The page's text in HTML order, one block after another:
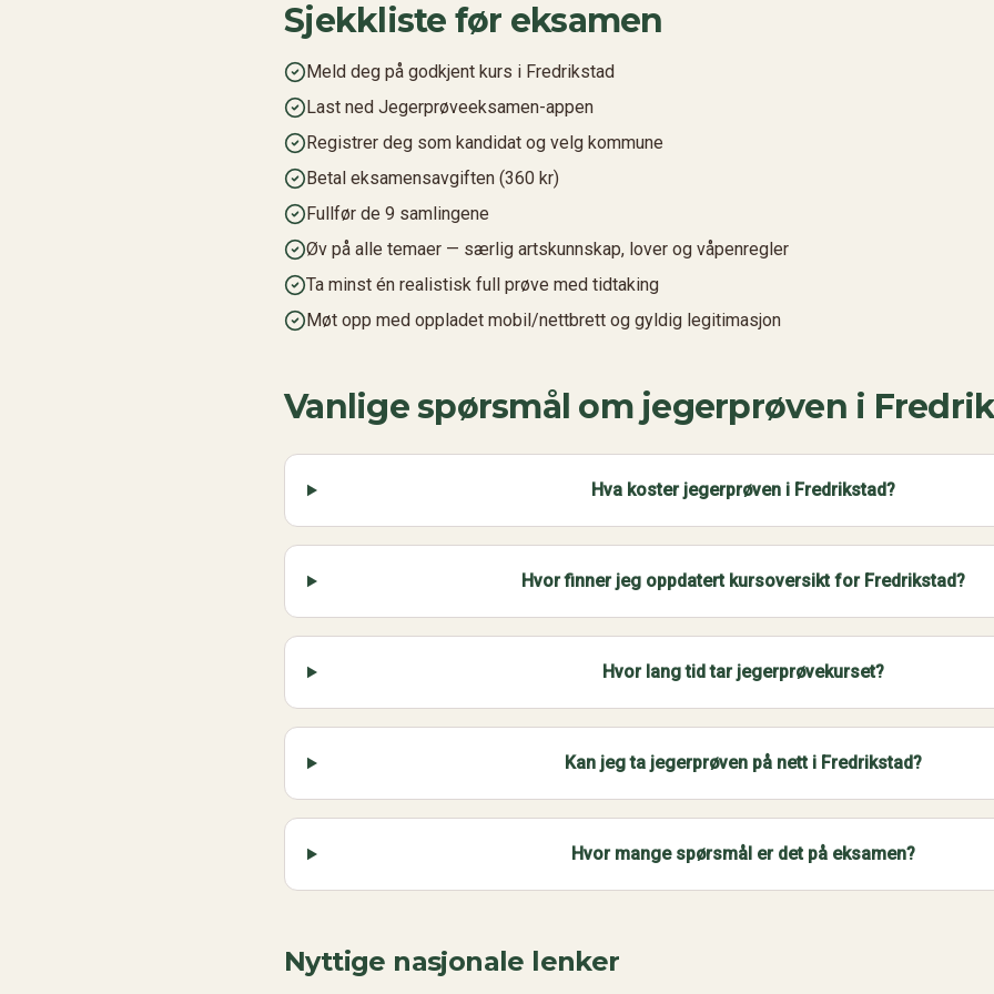
Sjekkliste før eksamen
Meld deg på godkjent kurs i Fredrikstad
Last ned Jegerprøveeksamen-appen
Registrer deg som kandidat og velg kommune
Betal eksamensavgiften (360 kr)
Fullfør de 9 samlingene
Øv på alle temaer — særlig artskunnskap, lover og våpenregler
Ta minst én realistisk full prøve med tidtaking
Møt opp med oppladet mobil/nettbrett og gyldig legitimasjon
Vanlige spørsmål om jegerprøven i
Hva koster jegerprøven i Fredrikstad?
Hvor finner jeg oppdatert kursoversikt for Fredrikstad?
Hvor lang tid tar jegerprøvekurset?
Kan jeg ta jegerprøven på nett i Fredrikstad?
Hvor mange spørsmål er det på eksamen?
Nyttige nasjonale lenker